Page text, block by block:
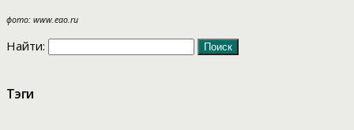
фото: www.eao.ru
Найти:
Тэги